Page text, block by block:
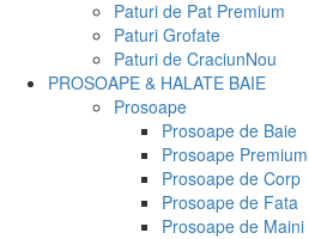
Paturi de Pat Premium
Paturi Grofate
Paturi de CraciunNou
PROSOAPE & HALATE BAIE
Prosoape
Prosoape de Baie
Prosoape Premium
Prosoape de Corp
Prosoape de Fata
Prosoape de Maini